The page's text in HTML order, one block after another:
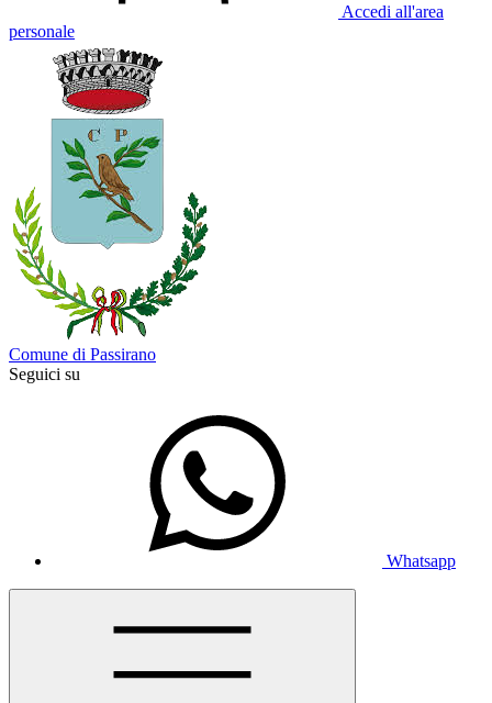
Accedi all'area
personale
Comune di Passirano
Seguici su
Whatsapp